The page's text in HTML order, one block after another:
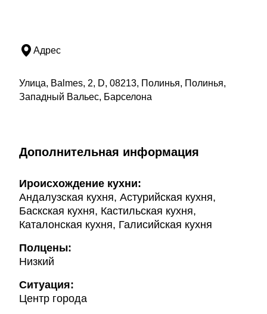
Адрес
Улица, Balmes, 2, D, 08213, Полинья, Полинья,
Западный Вальес, Барселона
Дополнительная информация
Ироисхождение кухни:
Андалузская кухня, Астурийская кухня,
Баскская кухня, Кастильская кухня,
Каталонская кухня, Галисийская кухня
Полцены:
Низкий
Ситуация:
Центр города